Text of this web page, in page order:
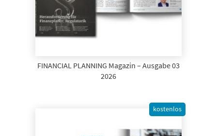
FINANCIAL PLANNING Magazin – Ausgabe 03
2026
kostenlos